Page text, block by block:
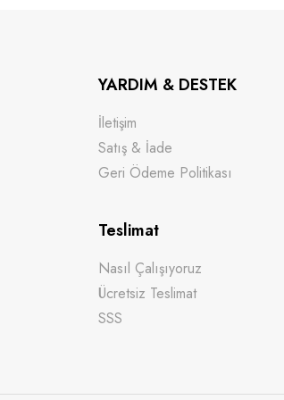
YARDIM & DESTEK
İletişim
Satış & İade
Geri Ödeme Politikası
Teslimat
Nasıl Çalışıyoruz
Ücretsiz Teslimat
SSS